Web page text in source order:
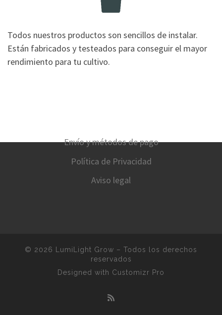
Todos nuestros productos son sencillos de instalar.
Están fabricados y testeados para conseguir el mayor
rendimiento para tu cultivo.
Envío y métodos de pago
Política de Privacidad
Aviso legal
© 2026 LumiLight Grow – Todos los derechos
reservados
Designed with Customizr Pro